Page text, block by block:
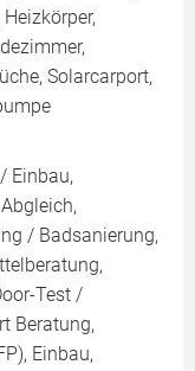
Solarcarport,
Einbau,
/ Badsanierung,
Test /
Beratung,
Einbau,